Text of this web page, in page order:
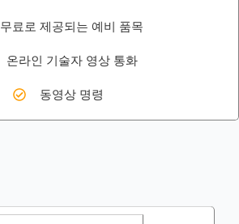
무료로 제공되는 예비 품목
온라인 기술자 영상 통화
동영상 명령